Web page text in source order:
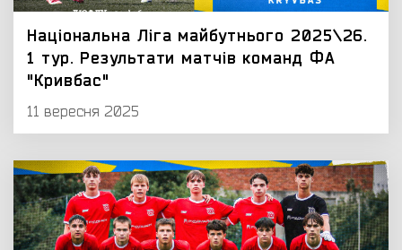
Національна Ліга майбутнього 2025\26.
1 тур. Результати матчів команд ФА
"Кривбас"
11 вересня 2025